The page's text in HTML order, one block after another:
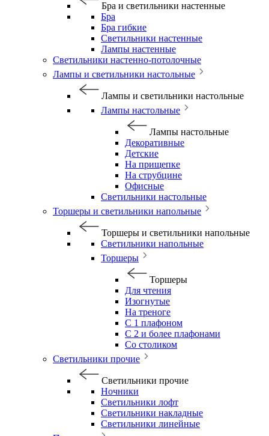
Бра и светильники настенные
Бра
Бра гибкие
Светильники настенные
Лампы настенные
Светильники настенно-потолочные
Лампы и светильники настольные
Лампы и светильники настольные
Лампы настольные
Лампы настольные
Декоративные
Детские
На прищепке
На струбцине
Офисные
Светильники настольные
Торшеры и светильники напольные
Торшеры и светильники напольные
Светильники напольные
Торшеры
Торшеры
Для чтения
Изогнутые
На треноге
С 1 плафоном
С 2 и более плафонами
Со столиком
Светильники прочие
Светильники прочие
Ночники
Светильники лофт
Светильники накладные
Светильники линейные